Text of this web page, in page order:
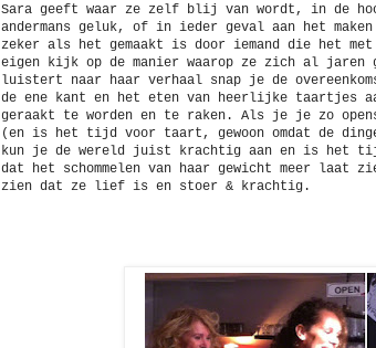
Sara geeft waar ze zelf blij van wordt, in de
andermans geluk, of in ieder geval aan het maken
zeker als het gemaakt is door iemand die het
eigen kijk op de manier waarop ze zich al
luistert naar haar verhaal snap je de
de ene kant en het eten van heerlijke taartjes
geraakt te worden en te raken. Als je je zo
(en is het tijd voor taart, gewoon omdat de
kun je de wereld juist krachtig aan en is het
dat het schommelen van haar gewicht meer
zien dat ze lief is en stoer & krachtig.